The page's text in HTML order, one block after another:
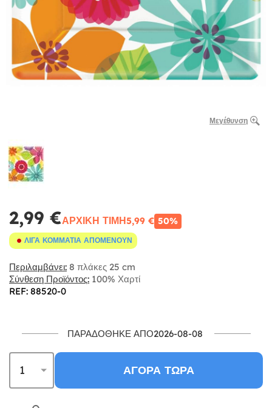
Μεγέθυνση
2,99 €ΑΡΧΙΚΉ ΤΙΜΉ5,99 € 50%
ΛΊΓΑ ΚΟΜΜΆΤΙΑ ΑΠΟΜΈΝΟΥΝ
Περιλαμβάνει: 8 πλάκες 25 cm
Σύνθεση Προϊόντος: 100% Χαρτί
REF: 88520-0
ΠΑΡΑΔΌΘΗΚΕ ΑΠΌ2026-08-08
ΑΓΟΡΆ ΤΏΡΑ